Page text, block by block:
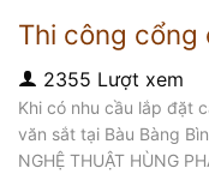
Thi công cổng
2355 Lượt xem
Khi có nhu cầu lắp đặt
văn sắt tại Bàu Bàng
NGHỆ THUẬT HÙNG